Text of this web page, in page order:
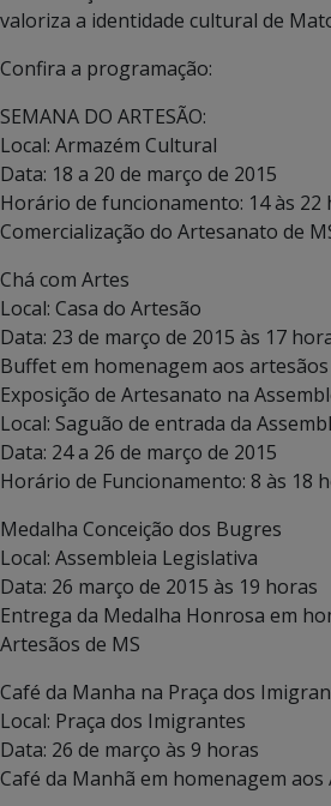
valoriza a identidade cultural de
Confira a programação:
SEMANA DO ARTESÃO:
Local: Armazém Cultural
Data: 18 a 20 de março de 2015
Horário de funcionamento: 14 às 22
Comercialização do Artesanato de
Chá com Artes
Local: Casa do Artesão
Data: 23 de março de 2015 às 17
Buffet em homenagem aos artesãos
Exposição de Artesanato na
Local: Saguão de entrada da
Data: 24 a 26 de março de 2015
Horário de Funcionamento: 8 às 18
Medalha Conceição dos Bugres
Local: Assembleia Legislativa
Data: 26 março de 2015 às 19 horas
Entrega da Medalha Honrosa em
Artesãos de MS
Café da Manha na Praça dos
Local: Praça dos Imigrantes
Data: 26 de março às 9 horas
Café da Manhã em homenagem aos